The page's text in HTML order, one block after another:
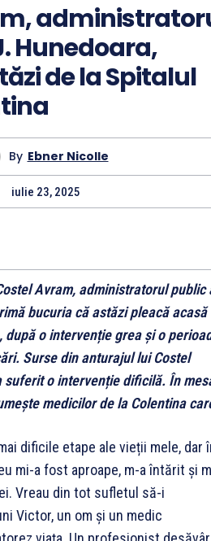
Hunedoara,
de la Spitalul
By Ebner Nicolle
iulie 23, 2025
Avram, administratorul public
bucuria că astăzi pleacă acasă
după o intervenție grea și o
Surse din anturajul lui Costel
suferit o intervenție dificilă. În
medicilor de la Colentina
dificile etape ale vieții mele, dar
mi-a fost aproape, m-a întărit și
Vreau din tot sufletul să-i
Victor, un om și un medic